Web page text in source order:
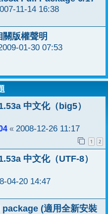
11-14 16:38
版權聲明
01-30 07:53
中文化（big5）
« 2008-12-26 11:17
1 2
中文化（UTF-8）
04-20 14:47
(適用全新安裝